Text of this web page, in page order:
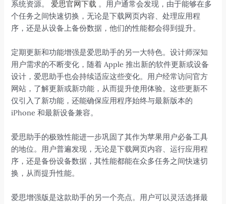
系统资源。爱思官网下载 。用户通常会发现，由于能够在多
个任务之间快速切换，无论是下载网页内容、处理应用程
序，还是从设备上备份数据，他们的性能都会得到提升。
定期更新和功能增强是爱思助手的另一大特色。设计师深知
用户需求的不断变化，随着 Apple 推出新的软件更新或设备
设计，爱思助手也会持续适应这些变化。用户经常访问官方
网站，了解更新或新功能，从而提升使用体验。这些更新不
仅引入了新功能，还能确保应用程序始终与最新版本的
iPhone 和最新设备兼容。
爱思助手的极致性能进一步巩固了其作为苹果用户必备工具
的地位。用户普遍发现，无论是下载网页内容、运行应用程
序，还是备份设备数据，其性能都能在众多任务之间快速切
换，从而提升性能。
爱思增强版是这款助手的另一个亮点。用户可以灵活选择最